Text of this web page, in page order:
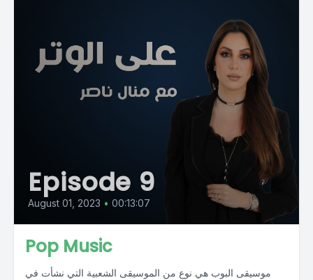
Episode 9
August 01, 2023 • 00:13:07
Pop Music
موسيقى البوب هي نوع من الموسيقى الشعبية التي نشأت في